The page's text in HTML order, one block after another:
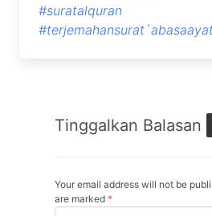
#suratalquran
Tinggalkan Balasan
Your email address will not be
are marked *